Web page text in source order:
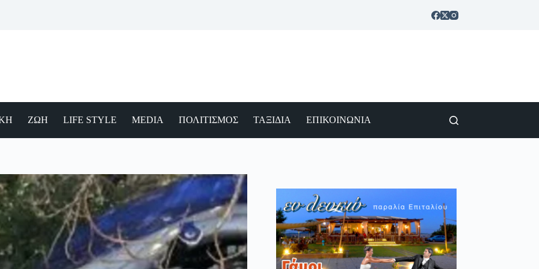
ΖΩΗ LIFE STYLE MEDIA ΠΟΛΙΤΙΣΜΟΣ ΤΑΞΙΔΙΑ ΕΠΙΚΟΙΝΩΝΙΑ